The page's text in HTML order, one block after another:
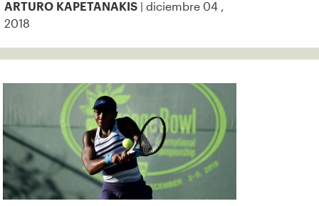
ARTURO KAPETANAKIS
| diciembre 04 ,
2018